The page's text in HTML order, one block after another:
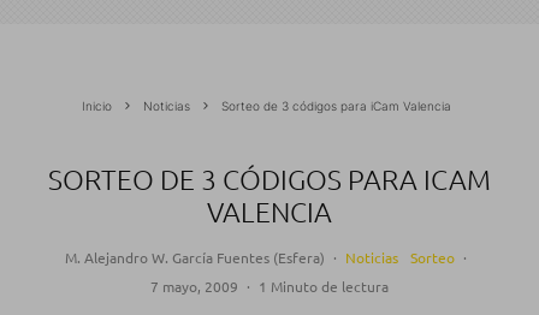
Inicio Noticias Sorteo de 3 códigos para iCam Valencia
SORTEO DE 3 CÓDIGOS PARA ICAM
VALENCIA
M. Alejandro W. García Fuentes (Esfera) · Noticias Sorteo ·
7 mayo, 2009 · 1 Minuto de lectura